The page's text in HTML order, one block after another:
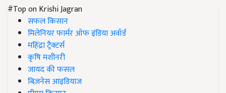
#Top on Krishi Jagran
सफल किसान
मिलेनियर फार्मर ऑफ इंडिया अवॉर्ड
महिंद्रा ट्रैक्टर्स
कृषि मशीनरी
जायद की फसल
बिज़नेस आइडियाज